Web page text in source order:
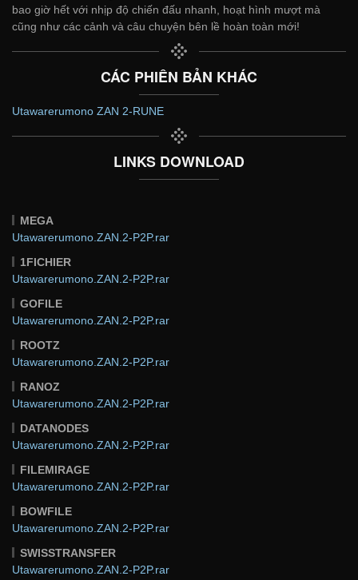
bao giờ hết với nhịp độ chiến đấu nhanh, hoạt hình mượt mà
cũng như các cảnh và câu chuyện bên lề hoàn toàn mới!
CÁC PHIÊN BẢN KHÁC
Utawarerumono ZAN 2-RUNE
LINKS DOWNLOAD
MEGA
Utawarerumono.ZAN.2-P2P.rar
1FICHIER
Utawarerumono.ZAN.2-P2P.rar
GOFILE
Utawarerumono.ZAN.2-P2P.rar
ROOTZ
Utawarerumono.ZAN.2-P2P.rar
RANOZ
Utawarerumono.ZAN.2-P2P.rar
DATANODES
Utawarerumono.ZAN.2-P2P.rar
FILEMIRAGE
Utawarerumono.ZAN.2-P2P.rar
BOWFILE
Utawarerumono.ZAN.2-P2P.rar
SWISSTRANSFER
Utawarerumono.ZAN.2-P2P.rar